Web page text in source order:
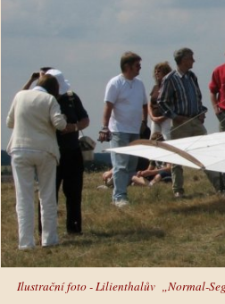
Ilustrační foto - Lilienthalův „Normal-